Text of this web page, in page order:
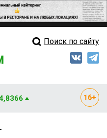
Свежий выпускПоиск по сайту